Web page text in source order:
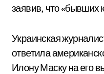
заявив, что «бывших
Украинская
ответила
Илону Маску на его